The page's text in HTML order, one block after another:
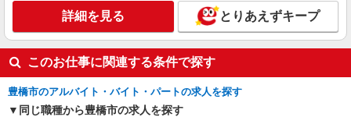
○。・゜+゜・。○。・゜+゜
キープ 詳細を見る
詳細を見る とりあえずキープ
このお仕事に関連する条件で探す
豊橋市のアルバイト・バイト・パートの求人を探す
同じ職種から豊橋市の求人を探す